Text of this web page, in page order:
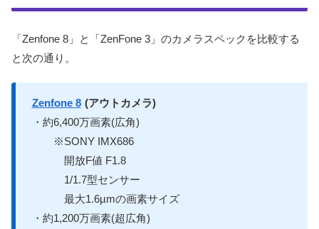
「Zenfone 8」と「ZenFone 3」のカメラスペックを比較する
と次の通り。
Zenfone 8 (アウトカメラ)
・約6,400万画素(広角)
※SONY IMX686
開放F値 F1.8
1/1.7型センサー
最大1.6µmの画素サイズ
・約1,200万画素(超広角)